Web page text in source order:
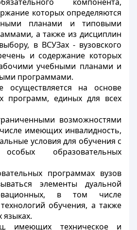
которых определяются
планами и типовыми
а также из дисциплин
в ВСУЗах - вузовского
и содержание которых
учебными планами и
программами.
осуществляется на основе
программ, единых для всех
возможностями
имеющих инвалидность,
условия для обучения с
образовательных
программах вузов
элементы дуальной
в том числе
обучения, а также
языках.
имеющих техническое и